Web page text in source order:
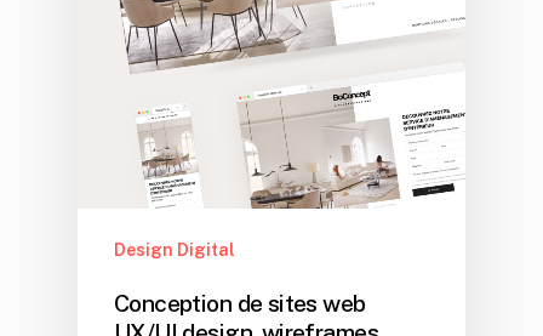
Design Digital
Conception de sites web